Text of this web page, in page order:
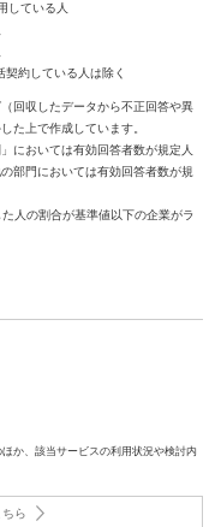
している人
約している人は除く
回収したデータから不正回答や異
た上で作成しています。
においては有効回答者数が規定人
部門においては有効回答者数が規
人の割合が基準値以下の企業がラ
か、該当サービスの利用状況や検討内
ら